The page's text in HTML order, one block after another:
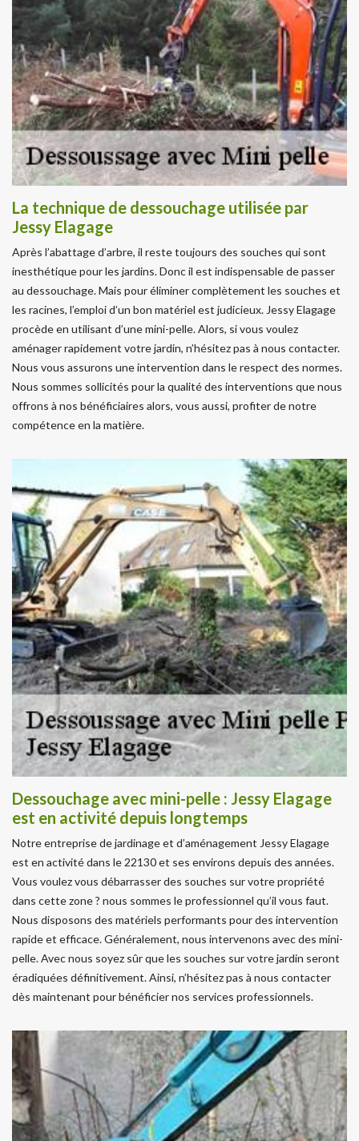
La technique de dessouchage utilisée par
Jessy Elagage
Après l’abattage d’arbre, il reste toujours des souches qui sont
inesthétique pour les jardins. Donc il est indispensable de passer
au dessouchage. Mais pour éliminer complètement les souches et
les racines, l’emploi d’un bon matériel est judicieux. Jessy Elagage
procède en utilisant d’une mini-pelle. Alors, si vous voulez
aménager rapidement votre jardin, n’hésitez pas à nous contacter.
Nous vous assurons une intervention dans le respect des normes.
Nous sommes sollicités pour la qualité des interventions que nous
offrons à nos bénéficiaires alors, vous aussi, profiter de notre
compétence en la matière.
Dessouchage avec mini-pelle : Jessy Elagage
est en activité depuis longtemps
Notre entreprise de jardinage et d’aménagement Jessy Elagage
est en activité dans le 22130 et ses environs depuis des années.
Vous voulez vous débarrasser des souches sur votre propriété
dans cette zone ? nous sommes le professionnel qu’il vous faut.
Nous disposons des matériels performants pour des intervention
rapide et efficace. Généralement, nous intervenons avec des mini-
pelle. Avec nous soyez sûr que les souches sur votre jardin seront
éradiquées définitivement. Ainsi, n’hésitez pas à nous contacter
dès maintenant pour bénéficier nos services professionnels.